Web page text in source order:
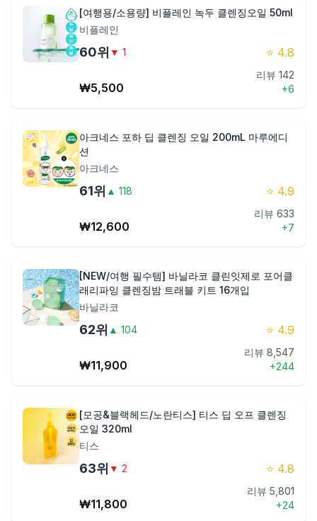
[여행용/소용량] 비플레인 녹두 클렌징오일 50ml
비플레인
60위 ▼ 1 ⭐ 4.8
₩5,500
리뷰 142
+6
아크네스 포하 딥 클렌징 오일 200mL 마루에디
션
아크네스
61위 ▲ 118 ⭐ 4.9
₩12,600
리뷰 633
+7
[NEW/여행 필수템] 바닐라코 클린잇제로 포어클
래리파잉 클렌징밤 트래블 키트 16개입
바닐라코
62위 ▲ 104 ⭐ 4.9
₩11,900
리뷰 8,547
+244
[모공&블랙헤드/노란티스] 티스 딥 오프 클렌징
오일 320ml
티스
63위 ▼ 2 ⭐ 4.8
₩11,800
리뷰 5,801
+24